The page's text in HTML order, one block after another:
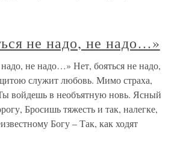
не надо, не надо…»
не надо…» Нет, бояться не надо,
служит любовь. Мимо страха,
войдешь в необъятную новь. Ясный
Бросишь тяжесть и так, налегке,
Богу – Так, как ходят